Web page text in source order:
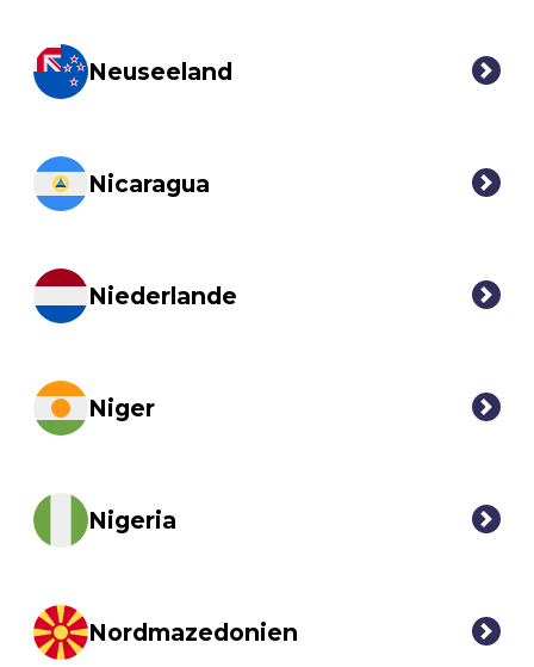
Neuseeland
Nicaragua
Niederlande
Niger
Nigeria
Nordmazedonien